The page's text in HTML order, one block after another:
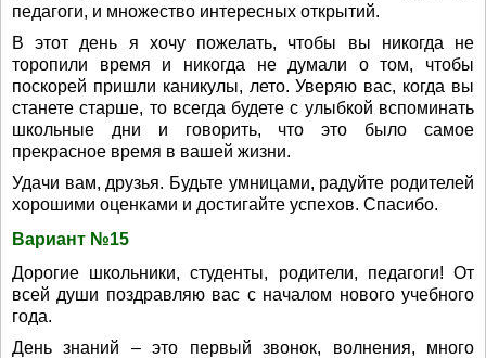
педагоги, и множество интересных открытий.
В этот день я хочу пожелать, чтобы вы никогда не
торопили время и никогда не думали о том, чтобы
поскорей пришли каникулы, лето. Уверяю вас, когда вы
станете старше, то всегда будете с улыбкой вспоминать
школьные дни и говорить, что это было самое
прекрасное время в вашей жизни.
Удачи вам, друзья. Будьте умницами, радуйте родителей
хорошими оценками и достигайте успехов. Спасибо.
Вариант №15
Дорогие школьники, студенты, родители, педагоги! От
всей души поздравляю вас с началом нового учебного
года.
День знаний – это первый звонок, волнения, много